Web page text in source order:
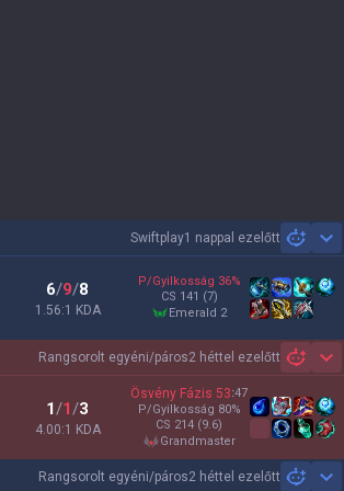
Swiftplay1 nappal ezelőtt
6/9/8
1.56:1 KDA
P/Gyilkosság 36%
CS 141 (7)
emerald 2
Rangsorolt egyéni/páros2 héttel ezelőtt
1/1/3
4.00:1 KDA
Ösvény Fázis 53:47
P/Gyilkosság 80%
CS 214 (9.6)
grandmaster
Rangsorolt egyéni/páros2 héttel ezelőtt